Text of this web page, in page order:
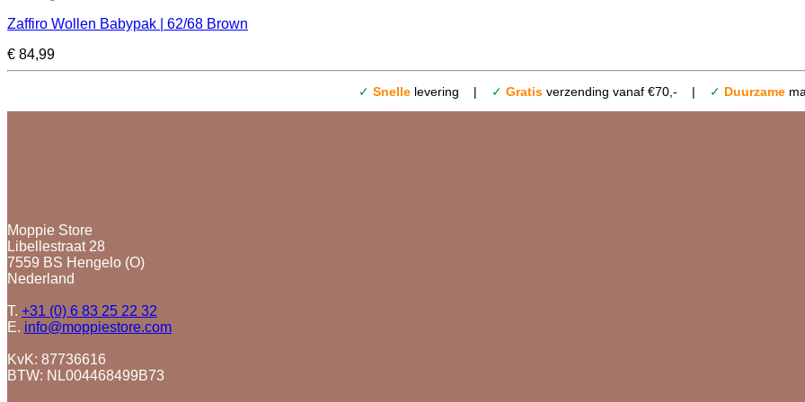
Zaffiro Wollen Babypak | 62/68 Brown
€ 84,99
✓ Snelle levering | ✓ Gratis verzending vanaf €70,- | ✓ Duurzame
Moppie Store
Libellestraat 28
7559 BS Hengelo (O)
Nederland
T. +31 (0) 6 83 25 22 32
E. info@moppiestore.com
KvK: 87736616
BTW: NL004468499B73